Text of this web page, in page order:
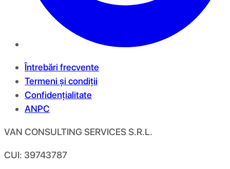
Întrebări frecvente
Termeni și condiții
Confidențialitate
ANPC
VAN CONSULTING SERVICES S.R.L.
CUI: 39743787